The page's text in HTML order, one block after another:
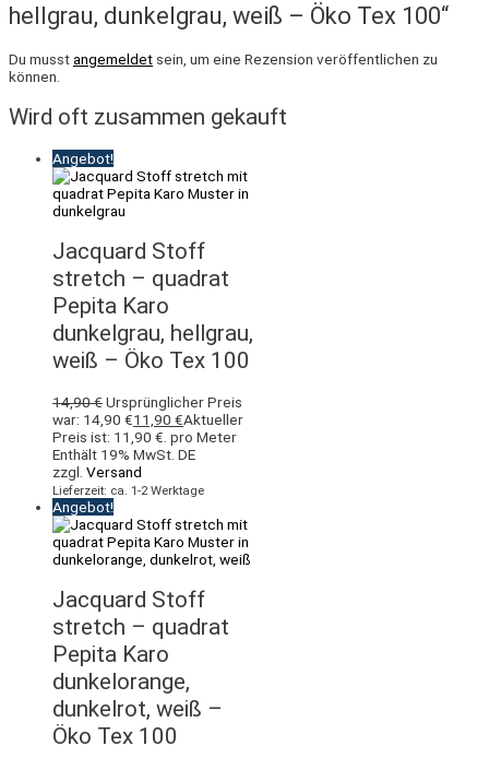
hellgrau, dunkelgrau, weiß – Öko Tex 100“
Du musstangemeldet sein, um eine Rezension veröffentlichen zu
können.
Wird oft zusammen gekauft
Angebot!
Jacquard Stoff
stretch – quadrat
Pepita Karo
dunkelgrau, hellgrau,
weiß – Öko Tex 100
14,90€Ursprünglicher Preis
war: 14,90 €11,90 €Aktueller
Preis ist: 11,90 €. pro Meter
Enthält 19% MwSt. DE
zzgl. Versand
Lieferzeit: ca. 1-2 Werktage
Angebot!
Jacquard Stoff
stretch – quadrat
Pepita Karo
dunkelorange,
dunkelrot, weiß –
Öko Tex 100